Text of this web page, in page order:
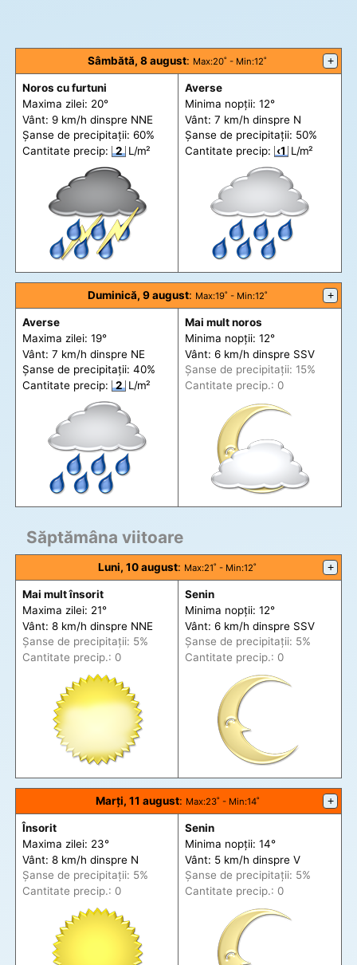
Sâmbătă, 8 august: Max:20˚ - Min:12˚ +
Noros cu furtuni
Maxima zilei: 20°
Vânt: 9 km/h dinspre NNE
Șanse de precipitații: 60%
Cantitate precip:
2 L/m²
Averse
Minima nopții: 12°
Vânt: 7 km/h dinspre N
Șanse de precipitații: 50%
Cantitate precip: ‹1 L/m²
Duminică, 9 august: Max:19˚ - Min:12˚ +
Averse
Maxima zilei: 19°
Vânt: 7 km/h dinspre NE
Șanse de precipitații: 40%
Cantitate precip:
2 L/m²
Mai mult noros
Minima nopții: 12°
Vânt: 6 km/h dinspre SSV
Șanse de precipitații: 15%
Cantitate precip.: 0
Săptămâna viitoare
Luni, 10 august: Max:21˚ - Min:12˚ +
Mai mult însorit
Maxima zilei: 21°
Vânt: 8 km/h dinspre NNE
Șanse de precipitații: 5%
Cantitate precip.: 0
Senin
Minima nopții: 12°
Vânt: 6 km/h dinspre SSV
Șanse de precipitații: 5%
Cantitate precip.: 0
Marți, 11 august: Max:23˚ - Min:14˚ +
Însorit
Maxima zilei: 23°
Vânt: 8 km/h dinspre N
Șanse de precipitații: 5%
Cantitate precip.: 0
Senin
Minima nopții: 14°
Vânt: 5 km/h dinspre V
Șanse de precipitații: 5%
Cantitate precip.: 0